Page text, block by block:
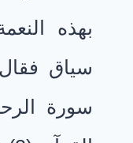
بهذه
سياق